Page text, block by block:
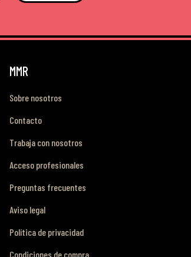
MMR
Sobre nosotros
Contacto
Trabaja con nosotros
Acceso profesionales
Preguntas frecuentes
Aviso legal
Política de privacidad
Condiciones de compra